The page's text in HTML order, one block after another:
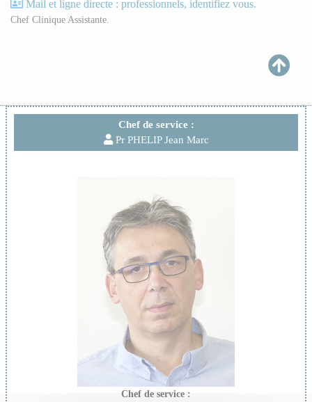
Chef de service :
Pr PHELIP Jean Marc
Chef de service :
Mail et ligne directe : professionnels, identifiez vous.
Chef Clinique Assistante.